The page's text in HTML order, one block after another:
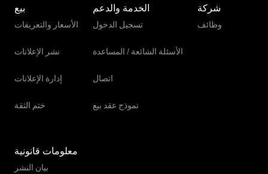
بيع
الأسعار والتعريفات
نشر الإعلانات
إدارة الإعلانات
ختم الثقة
الخدمة والدعم
تسجيل الدخول
الأسئلة الشائعة / المساعدة
اتصال
نموذج عقد بيع
شركة
وظائف
معلومات قانونية
بيان النشر